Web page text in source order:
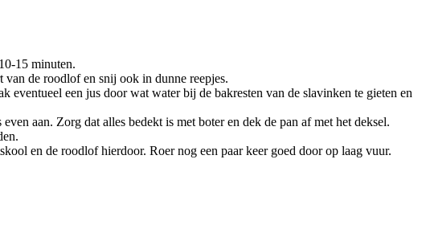
15 minuten.
de roodlof en snij ook in dunne reepjes.
een jus door wat water bij de bakresten van de slavinken te gieten en
aan. Zorg dat alles bedekt is met boter en dek de pan af met het deksel.
en de roodlof hierdoor. Roer nog een paar keer goed door op laag vuur.